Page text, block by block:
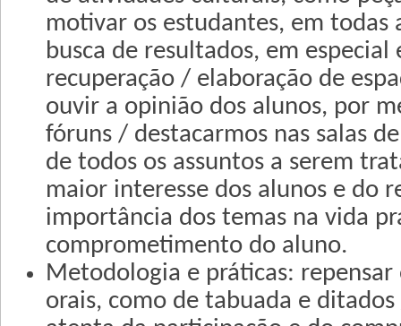
motivar os estudantes, em todas
busca de resultados, em
recuperação / elaboração de
ouvir a opinião dos alunos, por
fóruns / destacarmos nas salas
de todos os assuntos a serem
maior interesse dos alunos e do
importância dos temas na vida
comprometimento do aluno.
Metodologia e práticas: repensar
orais, como de tabuada e